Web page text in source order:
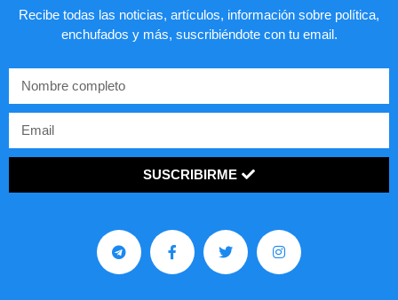
Recibe todas las noticias, artículos, información sobre política,
enchufados y más, suscribiéndote con tu email.
SUSCRIBIRME